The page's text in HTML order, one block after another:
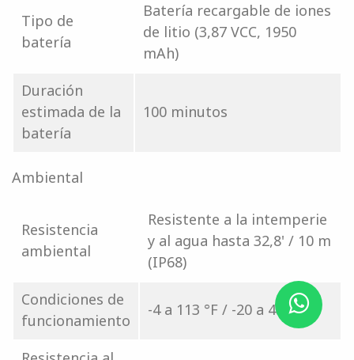
Tipo de
batería
Batería recargable de iones
de litio (3,87 VCC, 1950
mAh)
Duración
estimada de la
batería
100 minutos
Ambiental
Resistencia
ambiental
Resistente a la intemperie
y al agua hasta 32,8' / 10 m
(IP68)
Condiciones de
funcionamiento
-4 a 113 °F / -20 a 45 °C